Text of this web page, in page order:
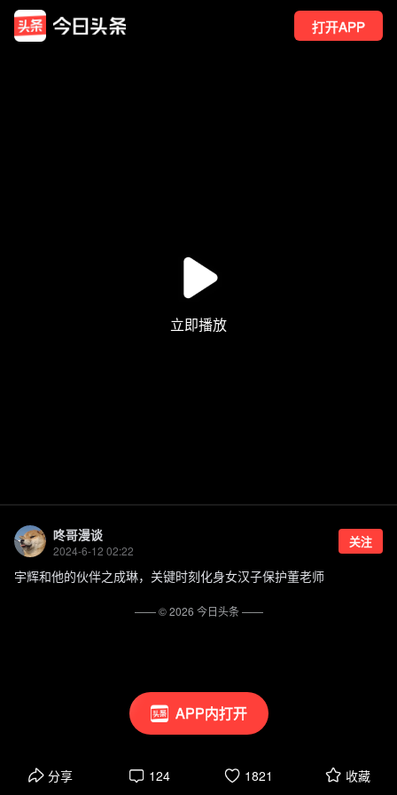
打开APP
APP内打开
咚哥漫谈
2024-6-12 02:22
关注
宇辉和他的伙伴之成琳，关键时刻化身女汉子保护董老师
分享 124 1821 收藏
—— ©2026 今日头条——